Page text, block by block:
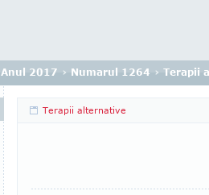
Anul 2017 › Numarul 1264 › Terapii
Terapii alternative